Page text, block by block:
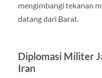
mengimbangi tekanan
datang dari Barat.
Diplomasi Militer
Iran